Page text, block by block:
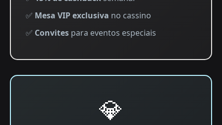
✅ Mesa VIP exclusiva no cassino
✅ Convites para eventos especiais
💎